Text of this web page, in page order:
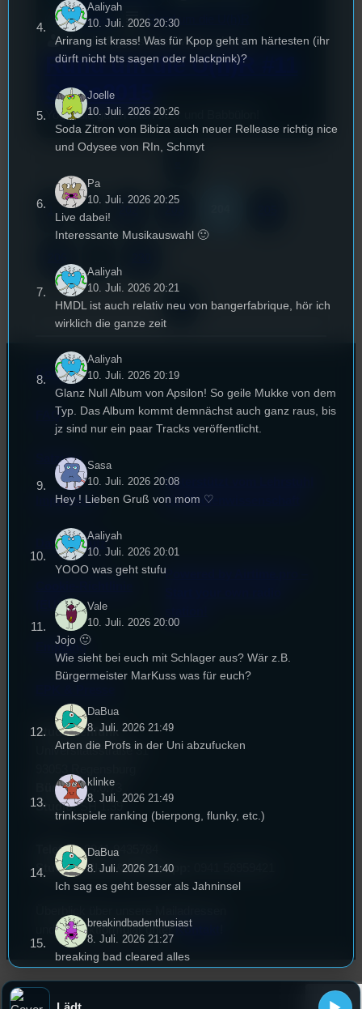
Allgemein
Rund um die U(h)R
Amelie Eggerstorfer, Markus Krug
Rund um die U(h)R #11
SoSe2015
Yoga, die guten alten 90er und Babbülon!
…
»
Kontakt
FAQ
Satzung
Impressum
Datenschutz
(EU)
Empfang
Unterstützt vom Lehrstuhl
für Medienwissenschaft
Powered by Airtime.pro –
Studentenfunk
Universitätsstraße 31
Büro:PT 4.0.73
Studio:SH 1.39
Telefon:0941 9435784
Studio Call-In & WhatsApp:
und Kontaktformular unterKontakt
Aaliyah
10. Juli. 2026 20:30
Arirang ist krass! Was für Kpop geht am härtesten (ihr
dürft nicht bts sagen oder blackpink)?
Joelle
10. Juli. 2026 20:26
Soda Zitron von Bibiza auch neuer Rellease richtig nice
und Odysee von RIn, Schmyt
Pa
10. Juli. 2026 20:25
Live dabei!
Interessante Musikauswahl 🙂
Aaliyah
10. Juli. 2026 20:21
HMDL ist auch relativ neu von bangerfabrique, hör ich
wirklich die ganze zeit
Aaliyah
10. Juli. 2026 20:19
Glanz Null Album von Apsilon! So geile Mukke von dem
Typ. Das Album kommt demnächst auch ganz raus, bis
jz sind nur ein paar Tracks veröffentlicht.
Sasa
10. Juli. 2026 20:08
Hey ! Lieben Gruß von mom ♡
Aaliyah
10. Juli. 2026 20:01
YOOO was geht stufu
Vale
10. Juli. 2026 20:00
Jojo 🙂
Wie sieht bei euch mit Schlager aus? Wär z.B.
Bürgermeister MarKuss was für euch?
DaBua
8. Juli. 2026 21:49
Arten die Profs in der Uni abzufucken
klinke
8. Juli. 2026 21:49
trinkspiele ranking (bierpong, flunky, etc.)
DaBua
8. Juli. 2026 21:40
Ich sag es geht besser als Jahninsel
breakindbadenthusiast
8. Juli. 2026 21:27
breaking bad cleared alles